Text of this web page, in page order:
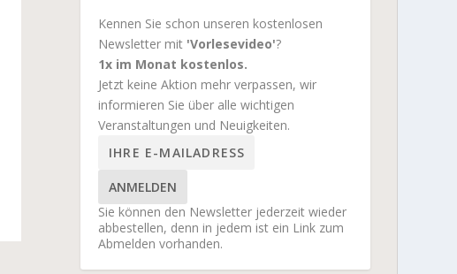
Kennen Sie schon unseren kostenlosen
Newsletter mit 'Vorlesevideo'?
1x im Monat kostenlos.
Jetzt keine Aktion mehr verpassen, wir
informieren Sie über alle wichtigen
Veranstaltungen und Neuigkeiten.
ANMELDEN
Sie können den Newsletter jederzeit wieder
abbestellen, denn in jedem ist ein Link zum
Abmelden vorhanden.